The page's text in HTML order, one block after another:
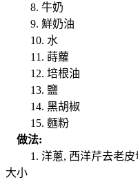
8. 牛奶
9. 鮮奶油
10. 水
11. 蒔蘿
12. 培根油
13. 鹽
14. 黑胡椒
15. 麵粉
做法:
1. 洋蔥, 西洋芹去老皮
大小